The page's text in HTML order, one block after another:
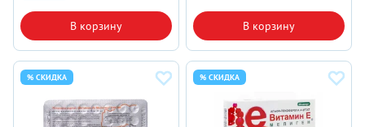
В корзину В корзину
% СКИДКА % СКИДКА